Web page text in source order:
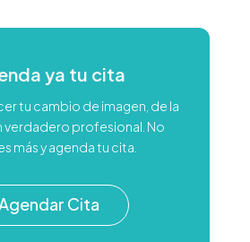
ya tu cita
tu cambio de imagen, de la
verdadero profesional. No
más y agenda tu cita.
Cita